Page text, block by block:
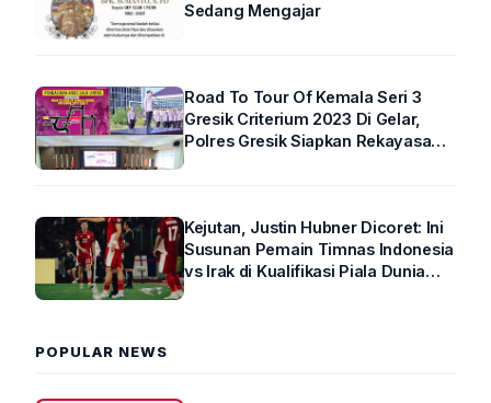
Sedang Mengajar
Road To Tour Of Kemala Seri 3
Gresik Criterium 2023 Di Gelar,
Polres Gresik Siapkan Rekayasa
Kejutan, Justin Hubner Dicoret: Ini
Susunan Pemain Timnas Indonesia
vs Irak di Kualifikasi Piala Dunia
POPULAR NEWS